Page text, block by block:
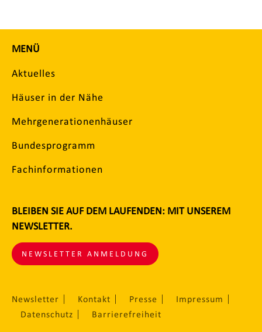
MENÜ
Aktuelles
Häuser in der Nähe
Mehrgenerationenhäuser
Bundesprogramm
Fachinformationen
BLEIBEN SIE AUF DEM LAUFENDEN: MIT UNSEREM
NEWSLETTER.
NEWSLETTER ANMELDUNG
Newsletter Kontakt Presse
Impressum
Datenschutz
Barrierefreiheit